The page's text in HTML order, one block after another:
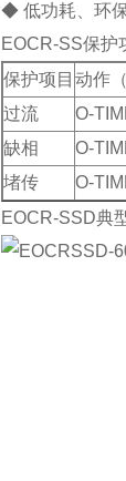
◆ 低功耗、环
EOCR-SS保护
保护项目 动作
过流
O-
缺相
O-
堵传
O-
EOCR-SSD典